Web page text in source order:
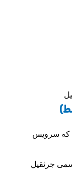
که سرویس
اسمی جرثقیل